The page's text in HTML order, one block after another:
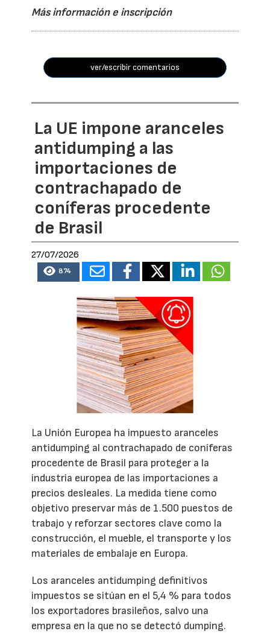
Más información e inscripción
ver/escribir comentarios
La UE impone aranceles
antidumping a las
importaciones de
contrachapado de
coníferas procedente
de Brasil
27/07/2026
874
La Unión Europea ha impuesto aranceles
antidumping al contrachapado de coníferas
procedente de Brasil para proteger a la
industria europea de las importaciones a
precios desleales. La medida tiene como
objetivo preservar más de 1.500 puestos de
trabajo y reforzar sectores clave como la
construcción, el mueble, el transporte y los
materiales de embalaje en Europa.
Los aranceles antidumping definitivos
impuestos se sitúan en el 5,4 % para todos
los exportadores brasileños, salvo una
empresa en la que no se detectó dumping.